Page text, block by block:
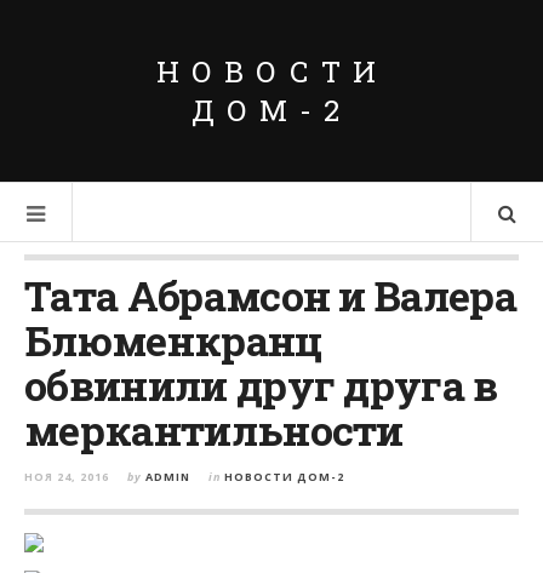
НОВОСТИ
ДОМ-2
Тата Абрамсон и Валера
Блюменкранц
обвинили друг друга в
меркантильности
НОЯ 24, 2016 by ADMIN in НОВОСТИ ДОМ-2